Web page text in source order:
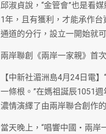
邱淑貞說，“金管會”也是看
1年，且有獲利，才能承作
通道的分行，設立一開始就
兩岸聯創《兩岸一家親》首
【中新社湄洲島4月24日電
一條根。”在媽祖誕辰1051
濃情演繹了由兩岸聯合創作
當天晚上，“唱響中國‧兩岸